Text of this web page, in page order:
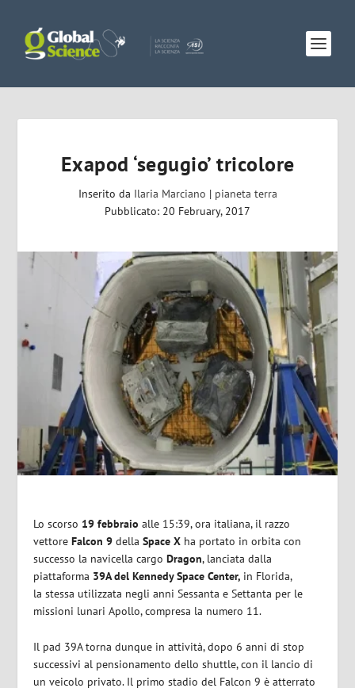
Exapod ‘segugio’ tricolore
Inserito da Ilaria Marciano | pianeta terra
Pubblicato: 20 February, 2017
Lo scorso 19 febbraioalle 15:39, ora italiana, il razzo
vettoreFalcon 9dellaSpace X ha portato in orbita con
successo la navicella cargoDragon, lanciata dalla
piattaforma 39A del Kennedy Space Center, in Florida,
la stessa utilizzata negli anni Sessanta e Settanta per le
missioni lunari Apollo, compresa la numero 11.
Il pad 39A torna dunque in attività, dopo 6 anni di stop
successivi al pensionamento dello shuttle, con il lancio di
un veicolo privato. Il primo stadio del Falcon 9 è atterrato